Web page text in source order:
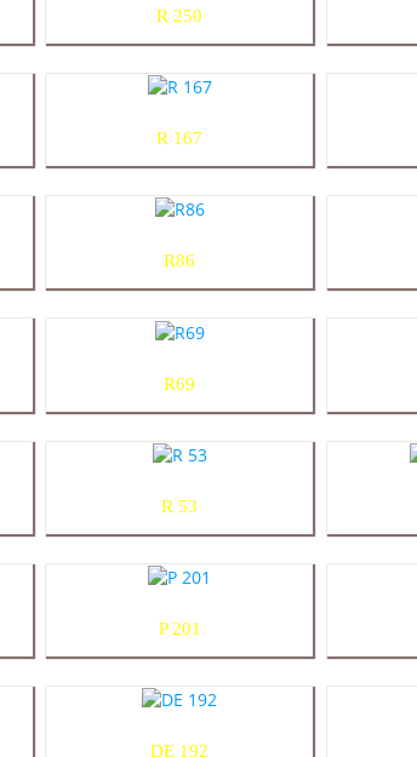
R 250
R 167
R86
R69
R 53
P 201
DE 192